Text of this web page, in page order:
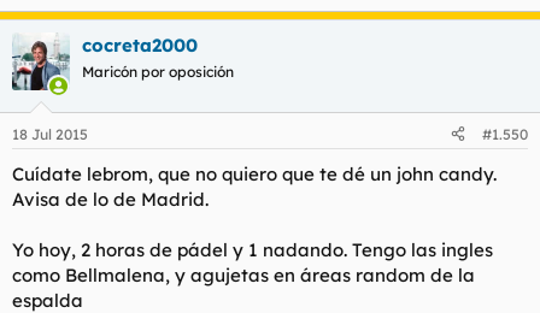
cocreta2000
Maricón por oposición
18 Jul 2015 #1.550
Cuídate lebrom, que no quiero que te dé un john candy.
Avisa de lo de Madrid.
Yo hoy, 2 horas de pádel y 1 nadando. Tengo las ingles
como Bellmalena, y agujetas en áreas random de la
espalda